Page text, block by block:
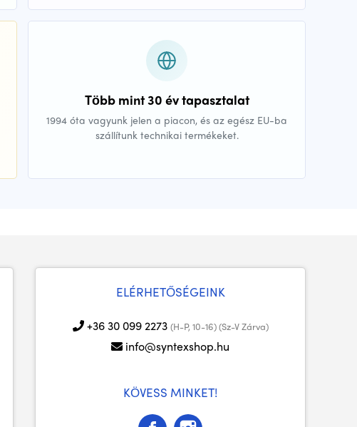
Több mint 30 év tapasztalat
1994 óta vagyunk jelen a piacon, és az egész EU-ba
szállítunk technikai termékeket.
ELÉRHETŐSÉGEINK
+36 30 099 2273 (H-P, 10-16) (Sz-V Zárva)
info@syntexshop.hu
KÖVESS MINKET!